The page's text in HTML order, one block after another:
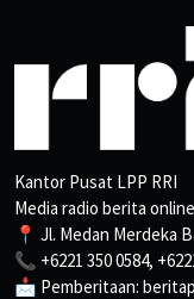
Kantor Pusat LPP RRI
Media radio berita
📍 Jl. Medan Merdeka
📞 +6221 350 0584,
📩 Pemberitaan: